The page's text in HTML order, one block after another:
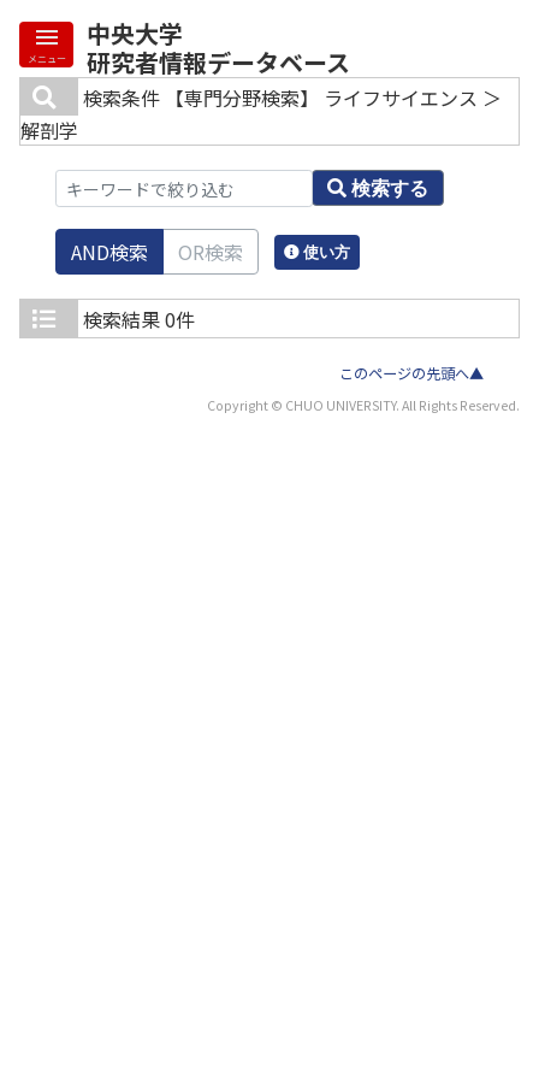
中央大学
研究者情報データベース
メニュー
検索条件 【専門分野検索】 ライフサイエンス ＞
解剖学
検索する
AND検索 OR検索 使い方
検索結果0件
このページの先頭へ▲
Copyright © CHUO UNIVERSITY. All Rights Reserved.